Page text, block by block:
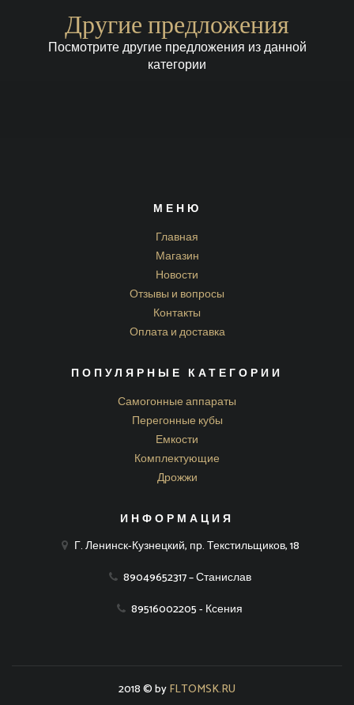
Другие предложения
Посмотрите другие предложения из данной
категории
МЕНЮ
Главная
Магазин
Новости
Отзывы и вопросы
Контакты
Оплата и доставка
ПОПУЛЯРНЫЕ КАТЕГОРИИ
Самогонные аппараты
Перегонные кубы
Емкости
Комплектующие
Дрожжи
ИНФОРМАЦИЯ
Г. Ленинск-Кузнецкий, пр. Текстильщиков, 18
89049652317 – Станислав
89516002205 - Ксения
2018 © byFLTOMSK.RU